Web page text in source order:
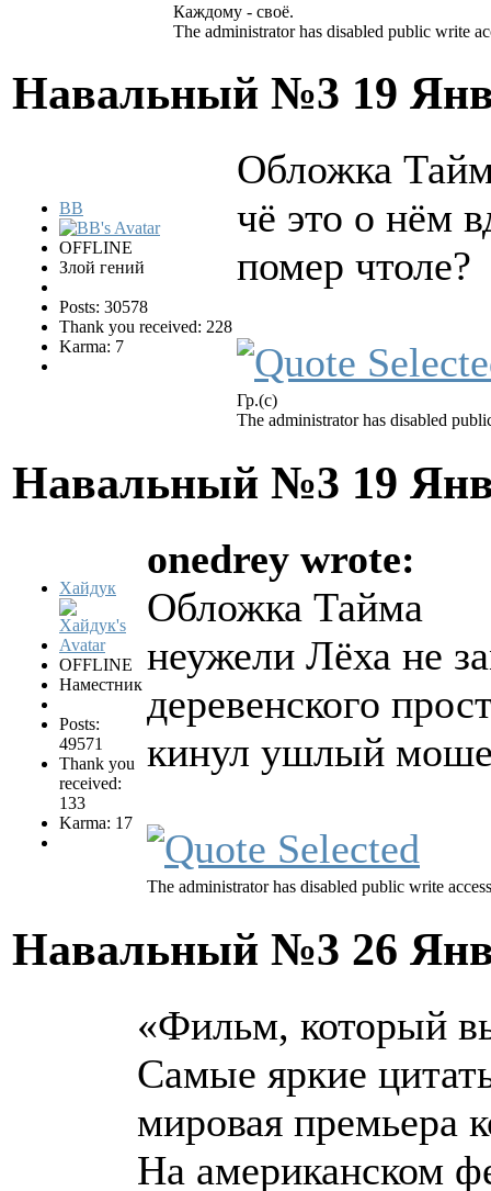
Каждому - своё.
The administrator has disabled public write
Навальный №3 19
BB
OFFLINE
Злой гений
Posts: 30578
Thank you received: 228
Karma: 7
Обложка
чё это о нём
помер чтоле?
Гр.(с)
The administrator has disabled
Навальный №3 19
Хайдук
OFFLINE
Наместник
Posts:
49571
Thank you
received:
133
Karma: 17
onedrey wrote:
Обложка Тайма
неужели Лёха не
деревенского
кинул ушлый
The administrator has disabled public write
Навальный №3 26
«Фильм, который
Самые яркие
мировая премьера
На американском